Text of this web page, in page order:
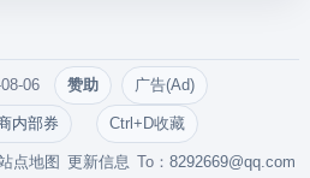
06 赞助 广告(Ad)
内部券 Ctrl+D收藏
To：8292669@qq.com
更新信息
点地图